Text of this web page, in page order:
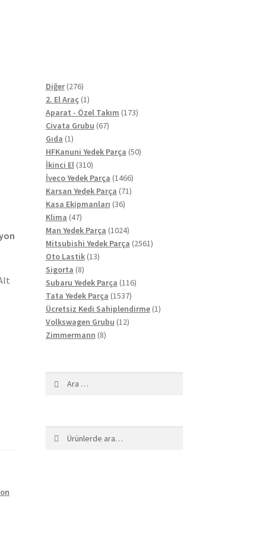
Diğer 276276
ürün
2. El Araç 11
ürün
Aparat - Özel Takım 173173
Civata Grubu 6767
Gıda 11
ürün
HFKanuni Yedek Parça 5050
İkinci El 310310
ürün
İveco Yedek Parça 14661466
ürün
Karsan Yedek Parça 7171
Kasa Ekipmanları 3636
Klima 4747
ürün
Man Yedek Parça 10241024
ürün
Mitsubishi Yedek Parça 25612561
Oto Lastik 1313
Sigorta 88
ürün
Subaru Yedek Parça 116116
Tata Yedek Parça 15371537
ürün
Ücretsiz Kedi Sahiplendirme 11
Volkswagen Grubu 1212
Zimmermann 88